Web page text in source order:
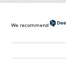
We recommend